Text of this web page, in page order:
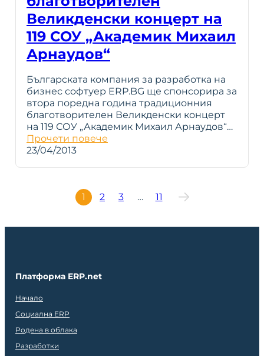
Великденски концерт на
119 СОУ „Академик Михаил
Арнаудов“
Българската компания за разработка на
бизнес софтуер ERP.BG ще спонсорира за
втора поредна година традиционния
благотворителен Великденски концерт
на 119 СОУ „Академик Михаил Арнаудов“…
Прочети повече
23/04/2013
1 2 3 … 11
Платформа ERP.net
Начало
Социална ERP
Родена в облака
Разработки